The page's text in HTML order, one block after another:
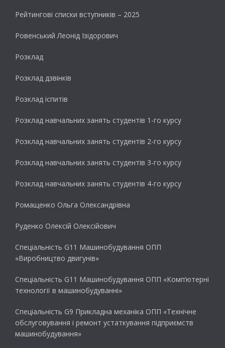
Рейтингові списки вступників – 2025
Ровенський Леонід Ізідорович
Розклад
Розклад дзвінків
Розклад іспитів
Розклад навчальних занять студентів 1-го курсу
Розклад навчальних занять студентів 2-го курсу
Розклад навчальних занять студентів 3-го курсу
Розклад навчальних занять студентів 4-го курсу
Ромащенко Ольга Олександрівна
Руденко Олексій Олексійович
Спеціальність G11 Машинобудування ОПП
«Виробництво двигунів»
Спеціальність G11 Машинобудування ОПП «Комп’ютерні
технології в машинобудуванні»
Спеціальність G9 Прикладна механіка ОПП «Технічне
обслуговування і ремонт устаткування підприємств
машинобудування»